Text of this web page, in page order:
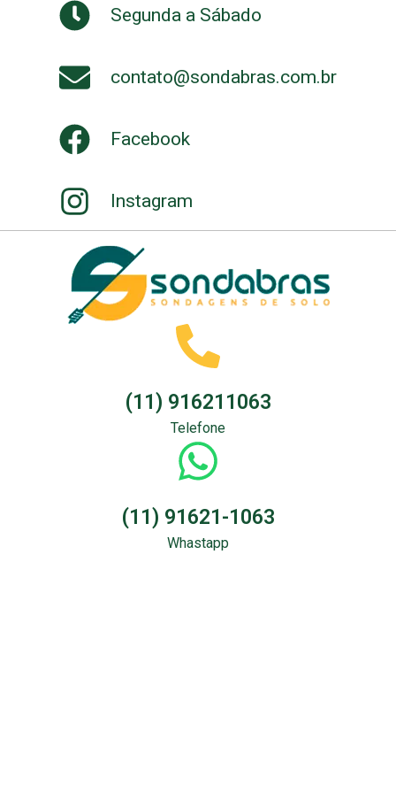
Segunda a Sábado
contato@sondabras.com.br
Facebook
Instagram
(11) 916211063
Telefone
(11) 91621-1063
Whastapp